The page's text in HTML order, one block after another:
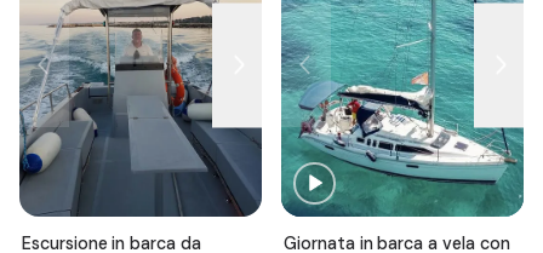
Escursione in barca da
Giornata in barca a vela con